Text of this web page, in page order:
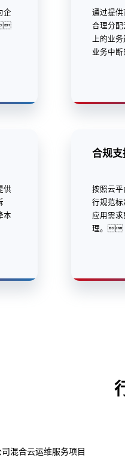
企
通过提
合理分
上的业
业务中
供
本
合规支
按照云平
行规范
应用需
理。
混合云运维服务项目